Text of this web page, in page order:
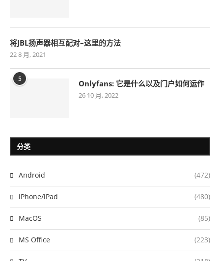
将JBL扬声器相互配对–这里的方法
22 8 月, 2021
5 Onlyfans: 它是什么以及门户如何运作
26 10 月, 2022
分类
Android (472)
iPhone/iPad (480)
MacOS (85)
MS Office (223)